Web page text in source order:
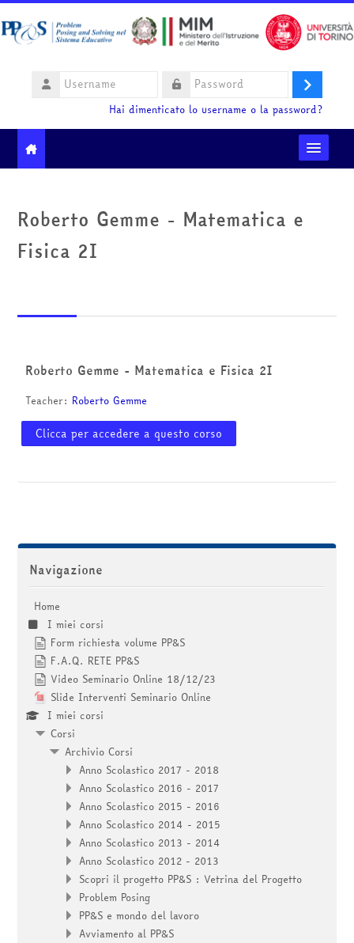
Username
Login
Hai dimenticato lo username o la password?
Ministero dell'Istruzione e del Merito
Italiano ‎(it)‎
Roberto Gemme - Matematica e
Fisica 2I
Roberto Gemme - Matematica e Fisica 2I
Teacher: Roberto Gemme
Clicca per accedere a questo corso
Salta Navigazione
Navigazione
Home
I miei corsi
Form richiesta volume PP&S
F.A.Q. RETE PP&S
Video Seminario Online 18/12/23
Slide Interventi Seminario Online
I miei corsi
Corsi
Archivio Corsi
Anno Scolastico 2017 - 2018
Anno Scolastico 2016 - 2017
Anno Scolastico 2015 - 2016
Anno Scolastico 2014 - 2015
Anno Scolastico 2013 - 2014
Anno Scolastico 2012 - 2013
Scopri il progetto PP&S : Vetrina del Progetto
Problem Posing
PP&S e mondo del lavoro
Avviamento al PP&S